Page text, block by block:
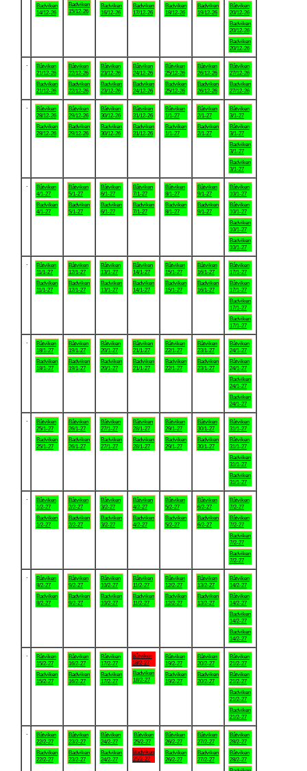
Badviken
14/12-26
Badviken
15/12-26
Badviken
16/12-26
Badviken
17/12-26
Badviken
18/12-26
Badviken
19/12-26
Båtviken
20/12-26
Badviken
20/12-26
Badviken
20/12-26
Båtviken
21/12-26
Badviken
21/12-26
Båtviken
22/12-26
Badviken
22/12-26
Båtviken
23/12-26
Badviken
23/12-26
Båtviken
24/12-26
Badviken
24/12-26
Båtviken
25/12-26
Badviken
25/12-26
Båtviken
26/12-26
Badviken
26/12-26
Båtviken
27/12-26
Badviken
27/12-26
Båtviken
28/12-26
Badviken
28/12-26
Båtviken
29/12-26
Badviken
29/12-26
Båtviken
30/12-26
Badviken
30/12-26
Båtviken
31/12-26
Badviken
31/12-26
Båtviken
1/1-27
Badviken
1/1-27
Båtviken
2/1-27
Badviken
2/1-27
Båtviken
3/1-27
Båtviken
3/1-27
Badviken
3/1-27
Badviken
3/1-27
Båtviken
4/1-27
Badviken
4/1-27
Båtviken
5/1-27
Badviken
5/1-27
Båtviken
6/1-27
Badviken
6/1-27
Båtviken
7/1-27
Badviken
7/1-27
Båtviken
8/1-27
Badviken
8/1-27
Båtviken
9/1-27
Badviken
9/1-27
Båtviken
10/1-27
Båtviken
10/1-27
Badviken
10/1-27
Badviken
10/1-27
Båtviken
11/1-27
Badviken
11/1-27
Båtviken
12/1-27
Badviken
12/1-27
Båtviken
13/1-27
Badviken
13/1-27
Båtviken
14/1-27
Badviken
14/1-27
Båtviken
15/1-27
Badviken
15/1-27
Båtviken
16/1-27
Badviken
16/1-27
Båtviken
17/1-27
Båtviken
17/1-27
Badviken
17/1-27
Badviken
17/1-27
Båtviken
18/1-27
Badviken
18/1-27
Båtviken
19/1-27
Badviken
19/1-27
Båtviken
20/1-27
Badviken
20/1-27
Båtviken
21/1-27
Badviken
21/1-27
Båtviken
22/1-27
Badviken
22/1-27
Båtviken
23/1-27
Badviken
23/1-27
Båtviken
24/1-27
Båtviken
24/1-27
Badviken
24/1-27
Badviken
24/1-27
Båtviken
25/1-27
Badviken
25/1-27
Båtviken
26/1-27
Badviken
26/1-27
Båtviken
27/1-27
Badviken
27/1-27
Båtviken
28/1-27
Badviken
28/1-27
Båtviken
29/1-27
Badviken
29/1-27
Båtviken
30/1-27
Badviken
30/1-27
Båtviken
31/1-27
Båtviken
31/1-27
Badviken
31/1-27
Badviken
31/1-27
Båtviken
1/2-27
Badviken
1/2-27
Båtviken
2/2-27
Badviken
2/2-27
Båtviken
3/2-27
Badviken
3/2-27
Båtviken
4/2-27
Badviken
4/2-27
Båtviken
5/2-27
Badviken
5/2-27
Båtviken
6/2-27
Badviken
6/2-27
Båtviken
7/2-27
Båtviken
7/2-27
Badviken
7/2-27
Badviken
7/2-27
Båtviken
8/2-27
Badviken
8/2-27
Båtviken
9/2-27
Badviken
9/2-27
Båtviken
10/2-27
Badviken
10/2-27
Båtviken
11/2-27
Badviken
11/2-27
Båtviken
12/2-27
Badviken
12/2-27
Båtviken
13/2-27
Badviken
13/2-27
Båtviken
14/2-27
Båtviken
14/2-27
Badviken
14/2-27
Badviken
14/2-27
Båtviken
15/2-27
Badviken
15/2-27
Båtviken
16/2-27
Badviken
16/2-27
Båtviken
17/2-27
Badviken
17/2-27
Båtviken
18/2-27
Badviken
18/2-27
Båtviken
19/2-27
Badviken
19/2-27
Båtviken
20/2-27
Badviken
20/2-27
Båtviken
21/2-27
Båtviken
21/2-27
Badviken
21/2-27
Badviken
21/2-27
Båtviken
22/2-27
Badviken
22/2-27
Båtviken
23/2-27
Badviken
23/2-27
Båtviken
24/2-27
Badviken
24/2-27
Båtviken
25/2-27
Badviken
25/2-27
Båtviken
26/2-27
Badviken
26/2-27
Båtviken
27/2-27
Badviken
27/2-27
Båtviken
28/2-27
Båtviken
28/2-27